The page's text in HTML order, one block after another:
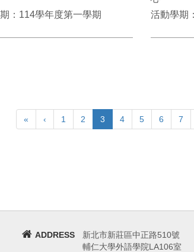
：114學年度第一學期
活動學期
« ‹ 1 2 3 4 5 6 7
ADDRESS
新北市新莊區中正路510號
輔仁大學外語學院LA106室